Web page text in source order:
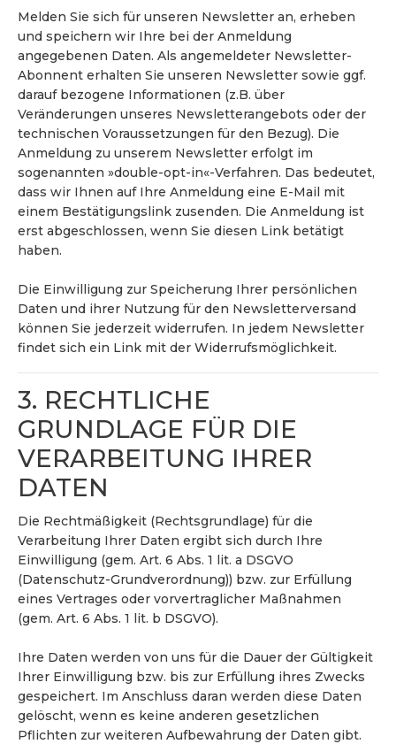
Melden Sie sich für unseren Newsletter an, erheben
und speichern wir Ihre bei der Anmeldung
angegebenen Daten. Als angemeldeter Newsletter-
Abonnent erhalten Sie unseren Newsletter sowie ggf.
darauf bezogene Informationen (z.B. über
Veränderungen unseres Newsletterangebots oder der
technischen Voraussetzungen für den Bezug). Die
Anmeldung zu unserem Newsletter erfolgt im
sogenannten »double-opt-in«-Verfahren. Das bedeutet,
dass wir Ihnen auf Ihre Anmeldung eine E-Mail mit
einem Bestätigungslink zusenden. Die Anmeldung ist
erst abgeschlossen, wenn Sie diesen Link betätigt
haben.
Die Einwilligung zur Speicherung Ihrer persönlichen
Daten und ihrer Nutzung für den Newsletterversand
können Sie jederzeit widerrufen. In jedem Newsletter
findet sich ein Link mit der Widerrufsmöglichkeit.
3. RECHTLICHE
GRUNDLAGE FÜR DIE
VERARBEITUNG IHRER
DATEN
Die Rechtmäßigkeit (Rechtsgrundlage) für die
Verarbeitung Ihrer Daten ergibt sich durch Ihre
Einwilligung (gem. Art. 6 Abs. 1 lit. a DSGVO
(Datenschutz-Grundverordnung)) bzw. zur Erfüllung
eines Vertrages oder vorvertraglicher Maßnahmen
(gem. Art. 6 Abs. 1 lit. b DSGVO).
Ihre Daten werden von uns für die Dauer der Gültigkeit
Ihrer Einwilligung bzw. bis zur Erfüllung ihres Zwecks
gespeichert. Im Anschluss daran werden diese Daten
gelöscht, wenn es keine anderen gesetzlichen
Pflichten zur weiteren Aufbewahrung der Daten gibt.